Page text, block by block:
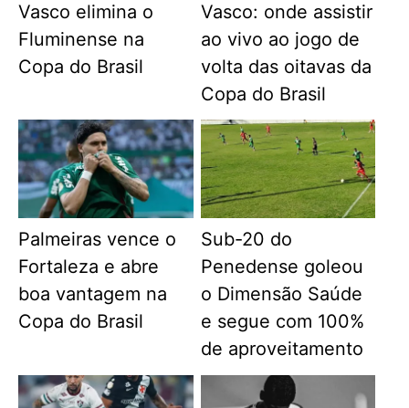
Vasco elimina o
Fluminense na
Copa do Brasil
Vasco: onde assistir
ao vivo ao jogo de
volta das oitavas da
Copa do Brasil
Palmeiras vence o
Fortaleza e abre
boa vantagem na
Copa do Brasil
Sub-20 do
Penedense goleou
o Dimensão Saúde
e segue com 100%
de aproveitamento